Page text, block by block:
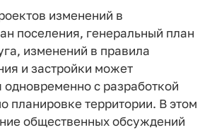
изменений в
поселения, генеральный план
изменений в правила
и застройки может
одновременно с разработкой
планировке территории. В этом
общественных обсуждений